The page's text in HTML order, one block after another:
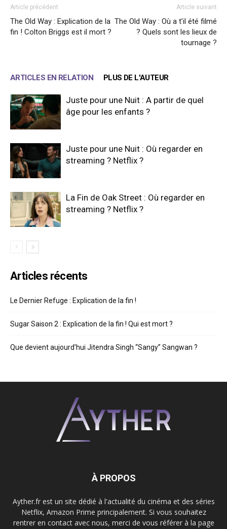
Article précédent
The Old Way : Explication de la
fin ! Colton Briggs est il mort ?
Article suivant
The Old Way : Où a t’il été filmé
? Quels sont les lieux de
tournage ?
ARTICLES EN RELATION PLUS DE L'AUTEUR
Juste pour une Nuit : A partir de quel
âge pour les enfants ?
Juste pour une Nuit : Où regarder en
streaming ? Netflix ?
La Fin de Oak Street : Où regarder en
streaming ? Netflix ?
Articles récents
Le Dernier Refuge : Explication de la fin !
Sugar Saison 2 : Explication de la fin ! Qui est mort ?
Que devient aujourd’hui Jitendra Singh “Sangy” Sangwan ?
À PROPOS
Ayther.fr est un site dédié à l'actualité du cinéma et des séries
Netflix, Amazon Prime principalement. Si vous souhaitez
rentrer en contact avec nous, merci de vous référer à la page